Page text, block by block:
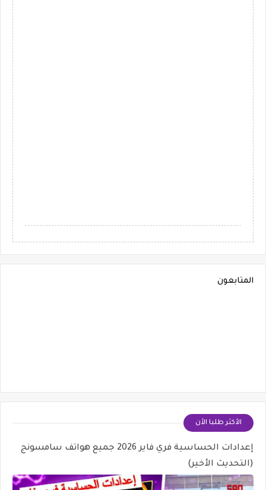
المتابعون
الأكثر طلبا الأن
إعدادات الحساسية فري فاير 2026 جميع هواتف سامسونج
(التحديث الأخير)